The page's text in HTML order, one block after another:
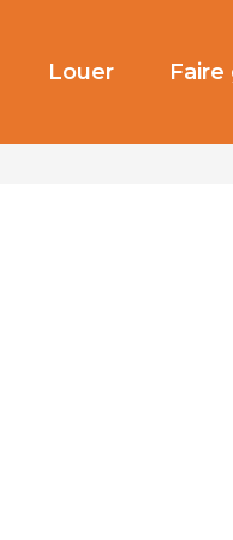
Louer